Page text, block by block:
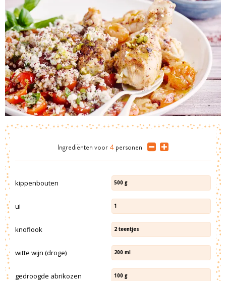
Ingrediënten voor 4 personen
kippenbouten 500 g
ui 1
knoflook 2 teentjes
witte wijn (droge) 200 ml
gedroogde abrikozen 100 g